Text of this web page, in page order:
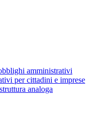
amministrativi
per cittadini e imprese
analoga